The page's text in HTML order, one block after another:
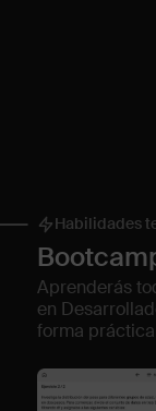
Habilidades
Aprenderás
en
forma práctica